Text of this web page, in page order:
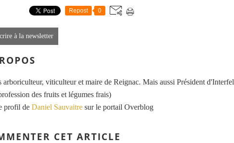
Repost 0
à la newsletter
arboriculteur, viticulteur et maire de Reignac. Mais aussi Président d'Interfel
des fruits et légumes frais)
profil de Daniel Sauvaitre sur le portail Overblog
CET ARTICLE